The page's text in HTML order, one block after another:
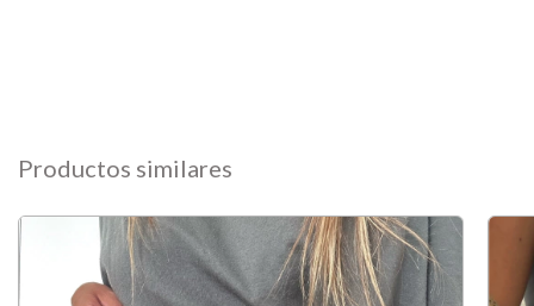
Productos similares